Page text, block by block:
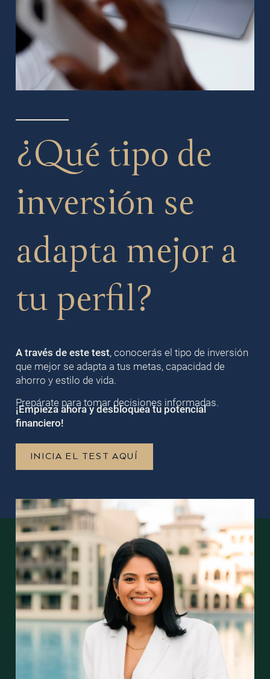
¿Qué tipo de
inversión se
adapta mejor a
tu perfil?
A través de este test, conocerás el tipo de inversión
que mejor se adapta a tus metas, capacidad de
ahorro y estilo de vida.
Prepárate para tomar decisiones informadas.
¡Empieza ahora y desbloquea tu potencial
financiero!
INICIA EL TEST AQUÍ